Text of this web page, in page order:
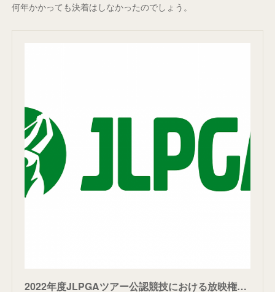
何年かかっても決着はしなかったのでしょう。
2022年度JLPGAツアー公認競技における放映権の帰属について｜JLPGA｜日本女子プロゴルフ協会